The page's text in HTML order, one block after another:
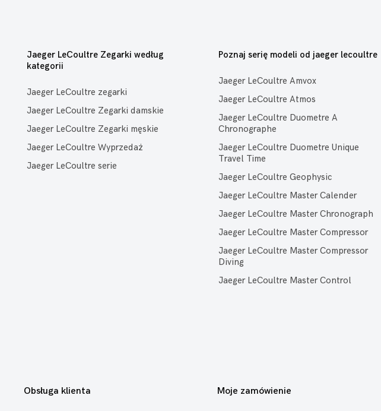
Jaeger LeCoultre Zegarki według
kategorii
Jaeger LeCoultre zegarki
Jaeger LeCoultre Zegarki damskie
Jaeger LeCoultre Zegarki męskie
Jaeger LeCoultre Wyprzedaż
Jaeger LeCoultre serie
Poznaj serię modeli od jaeger lecoultre
Jaeger LeCoultre Amvox
Jaeger LeCoultre Atmos
Jaeger LeCoultre Duometre A
Chronographe
Jaeger LeCoultre Duometre Unique
Travel Time
Jaeger LeCoultre Geophysic
Jaeger LeCoultre Master Calender
Jaeger LeCoultre Master Chronograph
Jaeger LeCoultre Master Compressor
Jaeger LeCoultre Master Compressor
Diving
Jaeger LeCoultre Master Control
Obsługa klienta Moje zamówienie